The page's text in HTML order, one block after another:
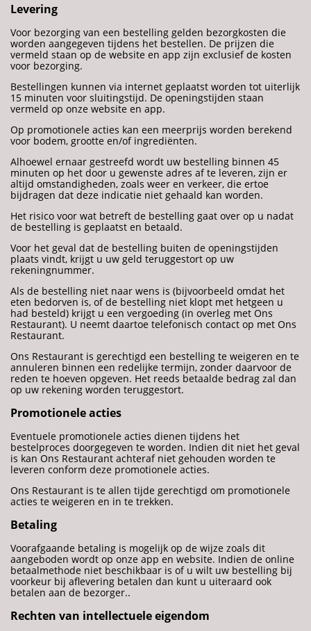
Levering
Voor bezorging van een bestelling gelden bezorgkosten die
worden aangegeven tijdens het bestellen. De prijzen die
vermeld staan op de website en app zijn exclusief de kosten
voor bezorging.
Bestellingen kunnen via internet geplaatst worden tot uiterlijk
15 minuten voor sluitingstijd. De openingstijden staan
vermeld op onze website en app.
Op promotionele acties kan een meerprijs worden berekend
voor bodem, grootte en/of ingrediënten.
Alhoewel ernaar gestreefd wordt uw bestelling binnen 45
minuten op het door u gewenste adres af te leveren, zijn er
altijd omstandigheden, zoals weer en verkeer, die ertoe
bijdragen dat deze indicatie niet gehaald kan worden.
Het risico voor wat betreft de bestelling gaat over op u nadat
de bestelling is geplaatst en betaald.
Voor het geval dat de bestelling buiten de openingstijden
plaats vindt, krijgt u uw geld teruggestort op uw
rekeningnummer.
Als de bestelling niet naar wens is (bijvoorbeeld omdat het
eten bedorven is, of de bestelling niet klopt met hetgeen u
had besteld) krijgt u een vergoeding (in overleg met Ons
Restaurant). U neemt daartoe telefonisch contact op met Ons
Restaurant.
Ons Restaurant is gerechtigd een bestelling te weigeren en te
annuleren binnen een redelijke termijn, zonder daarvoor de
reden te hoeven opgeven. Het reeds betaalde bedrag zal dan
op uw rekening worden teruggestort.
Promotionele acties
Eventuele promotionele acties dienen tijdens het
bestelproces doorgegeven te worden. Indien dit niet het geval
is kan Ons Restaurant achteraf niet gehouden worden te
leveren conform deze promotionele acties.
Ons Restaurant is te allen tijde gerechtigd om promotionele
acties te weigeren en in te trekken.
Betaling
Voorafgaande betaling is mogelijk op de wijze zoals dit
aangeboden wordt op onze app en website. Indien de online
betaalmethode niet beschikbaar is of u wilt uw bestelling bij
voorkeur bij aflevering betalen dan kunt u uiteraard ook
betalen aan de bezorger..
Rechten van intellectuele eigendom